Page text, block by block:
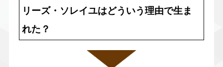
リーズ・ソレイユはどういう理由で生ま
れた？